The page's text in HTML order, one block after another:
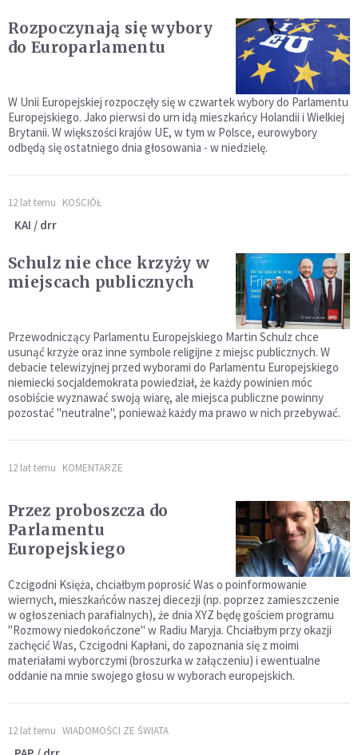
Rozpoczynają się wybory
do Europarlamentu
W Unii Europejskiej rozpoczęły się w czwartek wybory do Parlamentu
Europejskiego. Jako pierwsi do urn idą mieszkańcy Holandii i Wielkiej
Brytanii. W większości krajów UE, w tym w Polsce, eurowybory
odbędą się ostatniego dnia głosowania - w niedzielę.
12 lat temu KOŚCIÓŁ
KAI / drr
Schulz nie chce krzyży w
miejscach publicznych
Przewodniczący Parlamentu Europejskiego Martin Schulz chce
usunąć krzyże oraz inne symbole religijne z miejsc publicznych. W
debacie telewizyjnej przed wyborami do Parlamentu Europejskiego
niemiecki socjaldemokrata powiedział, że każdy powinien móc
osobiście wyznawać swoją wiarę, ale miejsca publiczne powinny
pozostać "neutralne", ponieważ każdy ma prawo w nich przebywać.
12 lat temu KOMENTARZE
Przez proboszcza do
Parlamentu
Europejskiego
Czcigodni Księża, chciałbym poprosić Was o poinformowanie
wiernych, mieszkańców naszej diecezji (np. poprzez zamieszczenie
w ogłoszeniach parafialnych), że dnia XYZ będę gościem programu
"Rozmowy niedokończone" w Radiu Maryja. Chciałbym przy okazji
zachęcić Was, Czcigodni Kapłani, do zapoznania się z moimi
materiałami wyborczymi (broszurka w załączeniu) i ewentualne
oddanie na mnie swojego głosu w wyborach europejskich.
12 lat temu WIADOMOŚCI ZE ŚWIATA